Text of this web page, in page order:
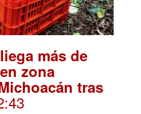
más de
zona
tras